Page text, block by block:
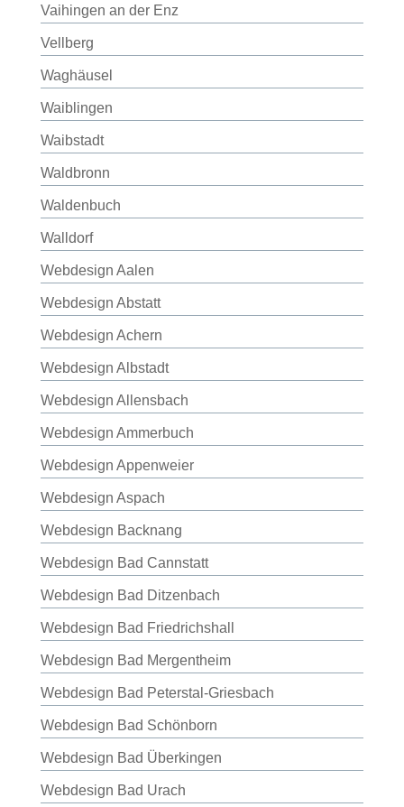
Vaihingen an der Enz
Vellberg
Waghäusel
Waiblingen
Waibstadt
Waldbronn
Waldenbuch
Walldorf
Webdesign Aalen
Webdesign Abstatt
Webdesign Achern
Webdesign Albstadt
Webdesign Allensbach
Webdesign Ammerbuch
Webdesign Appenweier
Webdesign Aspach
Webdesign Backnang
Webdesign Bad Cannstatt
Webdesign Bad Ditzenbach
Webdesign Bad Friedrichshall
Webdesign Bad Mergentheim
Webdesign Bad Peterstal-Griesbach
Webdesign Bad Schönborn
Webdesign Bad Überkingen
Webdesign Bad Urach